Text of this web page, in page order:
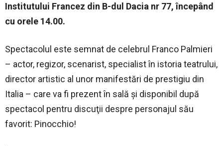
Institutului Francez din B-dul Dacia nr 77, începând
cu orele 14.00.
Spectacolul este semnat de celebrul Franco Palmieri
– actor, regizor, scenarist, specialist în istoria teatrului,
director artistic al unor manifestări de prestigiu din
Italia – care va fi prezent în sală şi disponibil după
spectacol pentru discuţii despre personajul său
favorit: Pinocchio!